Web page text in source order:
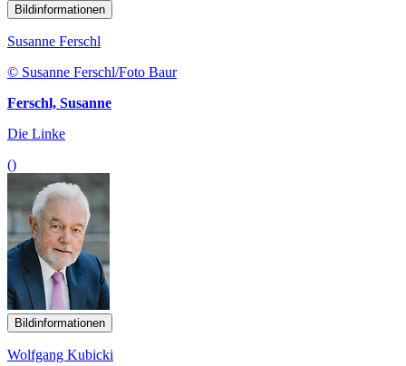
Bildinformationen
Susanne Ferschl
© Susanne Ferschl/Foto Baur
Ferschl, Susanne
Die Linke
()
Bildinformationen
Wolfgang Kubicki